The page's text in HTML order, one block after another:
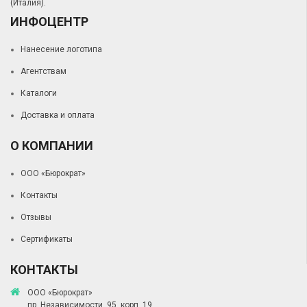
(Италия).
ИНФОЦЕНТР
Нанесение логотипа
Агентствам
Каталоги
Доставка и оплата
О КОМПАНИИ
ООО «Бюрократ»
Контакты
Отзывы
Сертификаты
КОНТАКТЫ
ООО «Бюрократ»